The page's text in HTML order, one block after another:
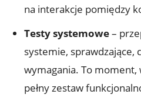
na interakcje pomiędzy
Testy systemowe–
systemie, sprawdzające,
wymagania. To
pełny zestaw